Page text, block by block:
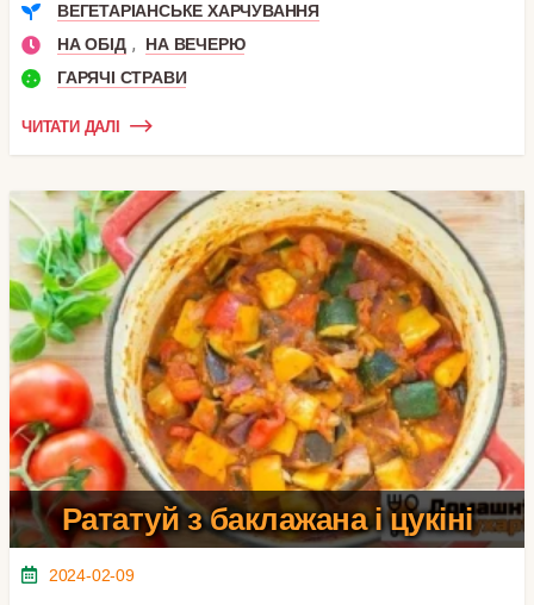
ВЕГЕТАРІАНСЬКЕ ХАРЧУВАННЯ
НА ОБІД ,
НА ВЕЧЕРЮ
ГАРЯЧІ СТРАВИ
ЧИТАТИ ДАЛІ
Рататуй з баклажана і цукіні
2024-02-09